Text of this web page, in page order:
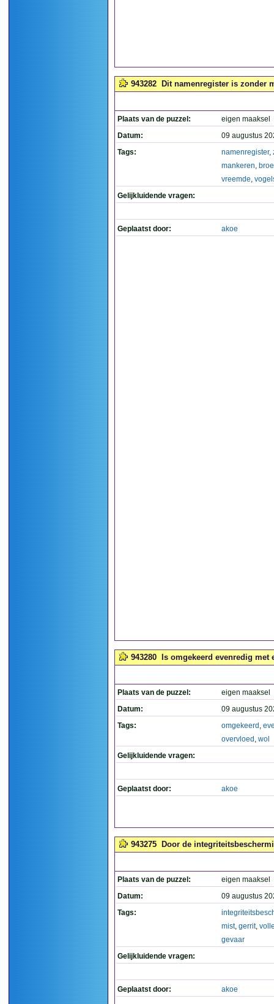
943282 Dit namenregister is zonder
Plaats van de puzzel:
eigen maaksel
Datum:
09 augustus
Tags:
namenregister,
mankeren,
vreemde,
Gelijkluidende vragen:
Geplaatst door: akoe
943280 Is omgekeerd evenredig met
Plaats van de puzzel:
eigen maaksel
Datum:
09 augustus
Tags:
omgekeerd ,
overvloed , wol
Gelijkluidende vragen:
Geplaatst door: akoe
943275 Door de
Plaats van de puzzel:
eigen maaksel
Datum:
09 augustus
Tags:
mist, gerrit,
gevaar
Gelijkluidende vragen:
Geplaatst door: akoe